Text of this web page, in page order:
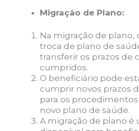
Migração de Plano:
Na migração de plano,
troca de plano de
transferir os prazos de
cumpridos.
O beneficiário pode
cumprir novos prazos
para os
novo plano de saúde.
A migração de plano é